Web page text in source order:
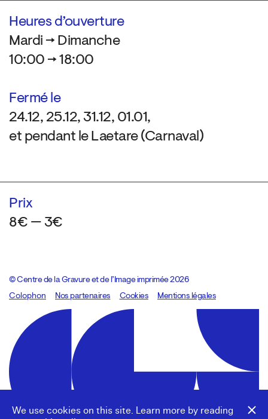
We use cookies on this site. Learn more by reading
Heures d’ouverture
Mardi → Dimanche
10:00 → 18:00
Fermé le
24.12, 25.12, 31.12, 01.01,
et pendant le Laetare (Carnaval)
Prix
8€ — 3€
© Centre de la Gravure et de l’Image imprimée 2026
Colophon
Design:Marcel Kaczmarek, code:8080.studio
Nos partenaires Cookies Mentions légales